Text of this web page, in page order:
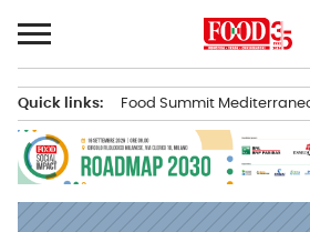
al
contenuto
principale
Quick links: Food Summit